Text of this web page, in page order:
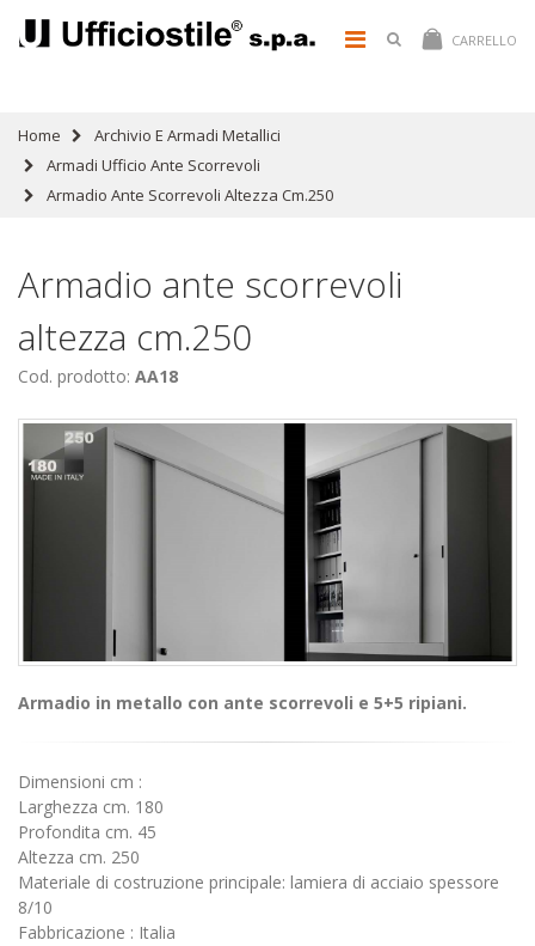
CARRELLO
Home
Archivio E Armadi Metallici
Armadi Ufficio Ante Scorrevoli
Armadio Ante Scorrevoli Altezza Cm.250
Armadio ante scorrevoli
altezza cm.250
Cod. prodotto: AA18
Armadio in metallo con ante scorrevoli e 5+5 ripiani.
Dimensioni cm :
Larghezza cm. 180
Profondita cm. 45
Altezza cm. 250
Materiale di costruzione principale: lamiera di acciaio spessore
8/10
Fabbricazione : Italia